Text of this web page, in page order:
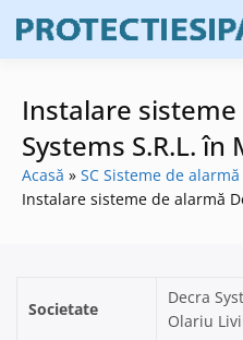
content
Instalare
Systems S.R.L. în
Acasă
SC Sisteme de alarmă
Instalare sisteme de alarmă
Societate
Decra
Olariu